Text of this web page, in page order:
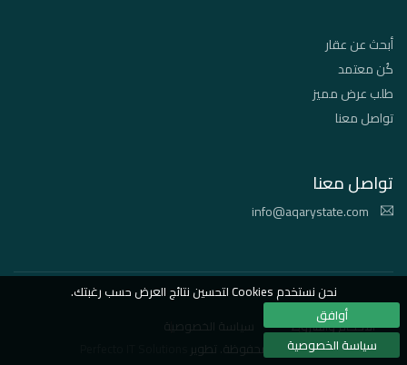
نحن نستخدم Cookies لتحسين نتائج العرض حسب رغبتك.
أوافق
سياسة الخصوصية
أبحث عن عقار
كُن معتمد
طلب عرض مميز
تواصل معنا
تواصل معنا
info@aqarystate.com
الأحكام والشروط
سياسة الخصوصية
© 2026 جميع الحقوق محفوظة. تطوير